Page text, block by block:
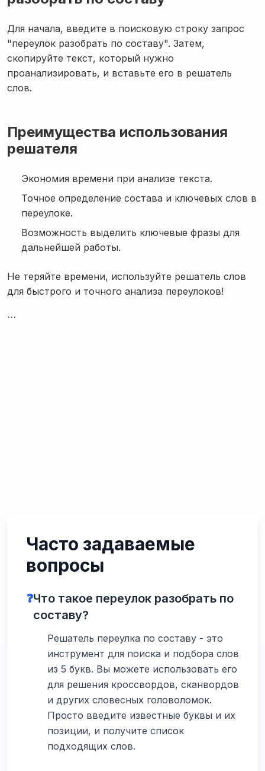
Для начала, введите в поисковую строку запрос
"переулок разобрать по составу". Затем,
скопируйте текст, который нужно
проанализировать, и вставьте его в решатель
слов.
Преимущества использования
решателя
Экономия времени при анализе текста.
Точное определение состава и ключевых слов в
переулоке.
Возможность выделить ключевые фразы для
дальнейшей работы.
Не теряйте времени, используйте решатель слов
для быстрого и точного анализа переулоков!
```
Часто задаваемые
вопросы
❓Что такое переулок разобрать по
составу?
Решатель переулка по составу - это
инструмент для поиска и подбора слов
из 5 букв. Вы можете использовать его
для решения кроссвордов, сканвордов
и других словесных головоломок.
Просто введите известные буквы и их
позиции, и получите список
подходящих слов.